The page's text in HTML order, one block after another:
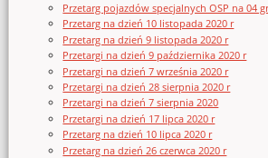
Przetarg pojazdów specjalnych OSP na 04
Przetarg na dzień 10 listopada 2020 r
Przetarg na dzień 9 listopada 2020 r
Przetargi na dzień 9 października 2020 r
Przetargi na dzień 7 września 2020 r
Przetargi na dzień 28 sierpnia 2020 r
Przetargi na dzień 7 sierpnia 2020
Przetargi na dzień 17 lipca 2020 r
Przetarg na dzień 10 lipca 2020 r
Przetarg na dzień 26 czerwca 2020 r